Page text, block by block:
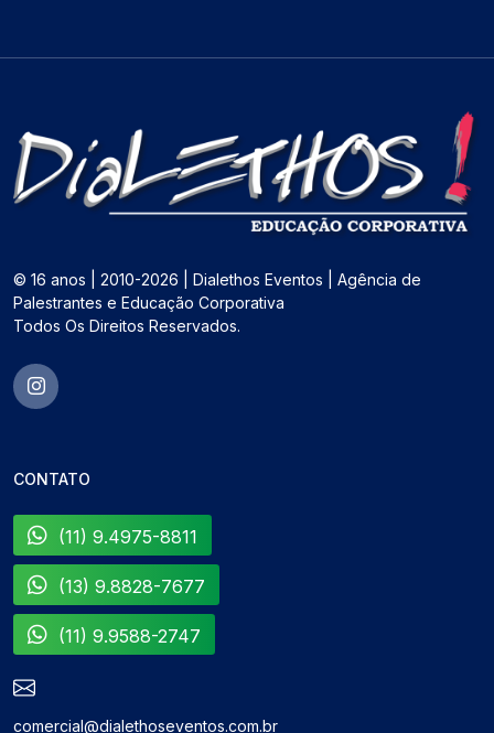
© 16 anos | 2010-2026 | Dialethos Eventos | Agência de
Palestrantes e Educação Corporativa
Todos Os Direitos Reservados.
CONTATO
(11) 9.4975-8811
(13) 9.8828-7677
(11) 9.9588-2747
comercial@dialethoseventos.com.br